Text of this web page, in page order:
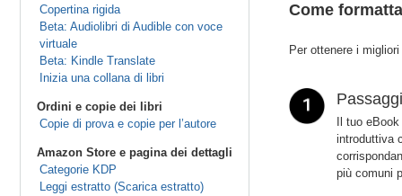
Copertina rigida
Beta: Audiolibri di Audible con voce
virtuale
Beta: Kindle Translate
Inizia una collana di libri
Ordini e copie dei libri
Copie di prova e copie per l’autore
Amazon Store e pagina dei dettagli
Categorie KDP
Leggi estratto (Scarica estratto)
Come
Per ottenere i
Il tuo
introduttiva
più comuni